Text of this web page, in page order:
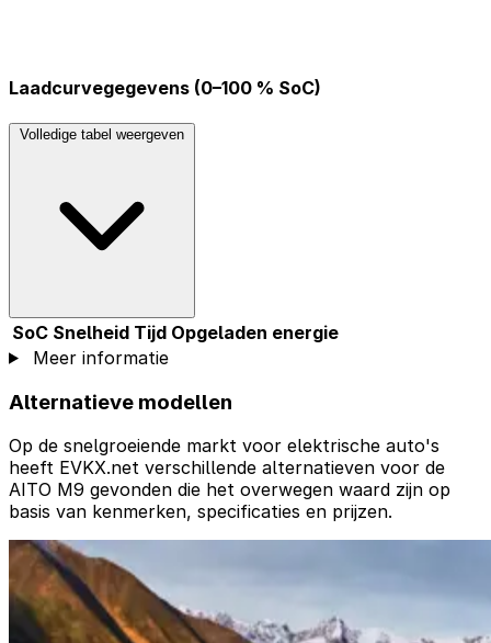
Laadcurvegegevens (0–100 % SoC)
Volledige tabel weergeven
SoC Snelheid Tijd Opgeladen energie
Meer informatie
Alternatieve modellen
Op de snelgroeiende markt voor elektrische auto's
heeft EVKX.net verschillende alternatieven voor de
AITO M9 gevonden die het overwegen waard zijn op
basis van kenmerken, specificaties en prijzen.